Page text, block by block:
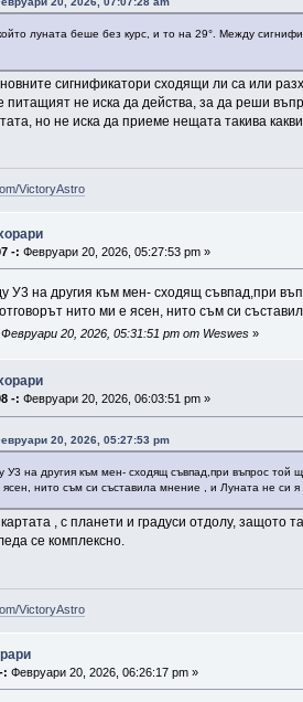
луната беше без курс, и то на 29°. Между
сигнификатори сходящи ли са или
питащият не иска да действа, за да реши
но не иска да приеме нещата такива
VictoryAstro
-: Февруари 20, 2026, 05:27:53 pm »
У3 на другия към мен- сходящ съвпад,при
нито ми е ясен, нито съм си
20, 2026, 05:31:51 pm от Weswes»
-: Февруари 20, 2026, 06:03:51 pm »
20, 2026, 05:27:53 pm
У3 на другия към мен- сходящ съвпад,при въпрос
нито съм си съставила мнение , и Луната не си я
, с планети и градуси отдолу,
се комплексно.
VictoryAstro
: Февруари 20, 2026, 06:26:17 pm »